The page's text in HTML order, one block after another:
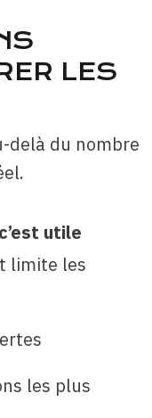
LES
delà du nombre
utile
limite les
les plus